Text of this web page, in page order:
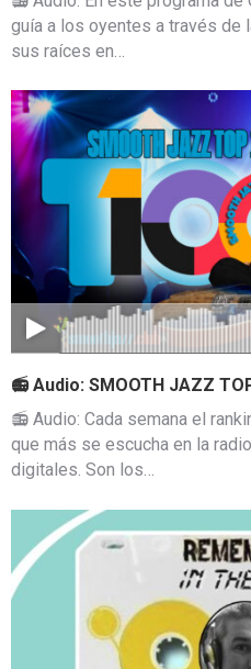
guía a los oyentes a través de
sus raíces en…
📻 Audio: SMOOTH JAZZ
📻 Audio: Cada semana el
que más se escucha en la
digitales. Son los…